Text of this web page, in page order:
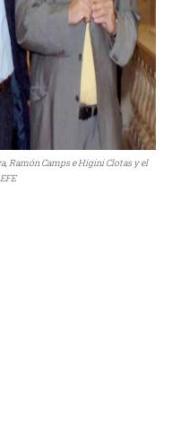
Ramón Camps e Higini Clotas y el